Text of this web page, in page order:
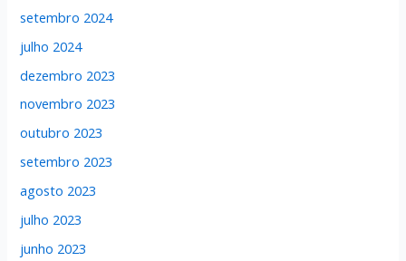
setembro 2024
julho 2024
dezembro 2023
novembro 2023
outubro 2023
setembro 2023
agosto 2023
julho 2023
junho 2023